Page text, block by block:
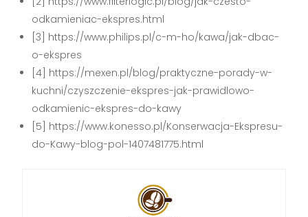
odkamieniac-ekspres.html
[3] https://www.philips.pl/c-m-ho/kawa/jak-dbac-
o-ekspres
[4] https://mexen.pl/blog/praktyczne-porady-w-
kuchni/czyszczenie-ekspres-jak-prawidlowo-
odkamienic-ekspres-do-kawy
[5] https://www.konesso.pl/Konserwacja-Ekspresu-
do-Kawy-blog-pol-1407481775.html